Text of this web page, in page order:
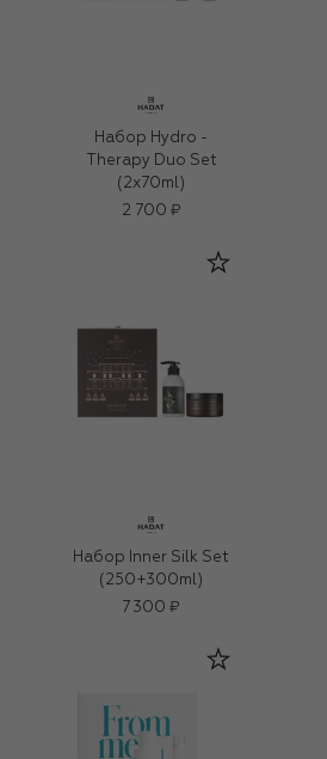
Набор Hydro -
Therapy Duo Set
(2x70ml)
2 700 ₽
Набор Inner Silk Set
(250+300ml)
7 300 ₽